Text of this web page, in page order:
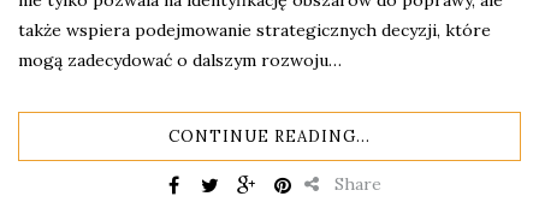
także wspiera podejmowanie strategicznych decyzji, które
mogą zadecydować o dalszym rozwoju…
CONTINUE READING...
Share